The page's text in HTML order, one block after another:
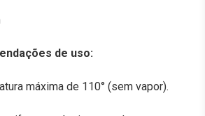
de uso:
máxima de 110° (sem vapor).